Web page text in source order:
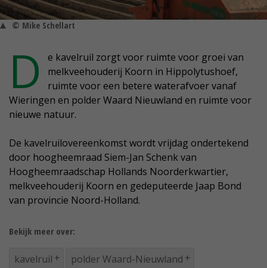
© Mike Schellart
D
e kavelruil zorgt voor ruimte voor groei van
melkveehouderij Koorn in Hippolytushoef,
ruimte voor een betere waterafvoer vanaf
Wieringen en polder Waard Nieuwland en ruimte voor
nieuwe natuur.
De kavelruilovereenkomst wordt vrijdag ondertekend
door hoogheemraad Siem-Jan Schenk van
Hoogheemraadschap Hollands Noorderkwartier,
melkveehouderij Koorn en gedeputeerde Jaap Bond
van provincie Noord-Holland.
Bekijk meer over:
kavelruil polder Waard-Nieuwland